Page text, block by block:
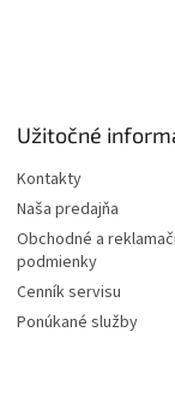
Užitočné
Kontakty
Naša predajňa
Obchodné a
podmienky
Cenník servisu
Ponúkané služby